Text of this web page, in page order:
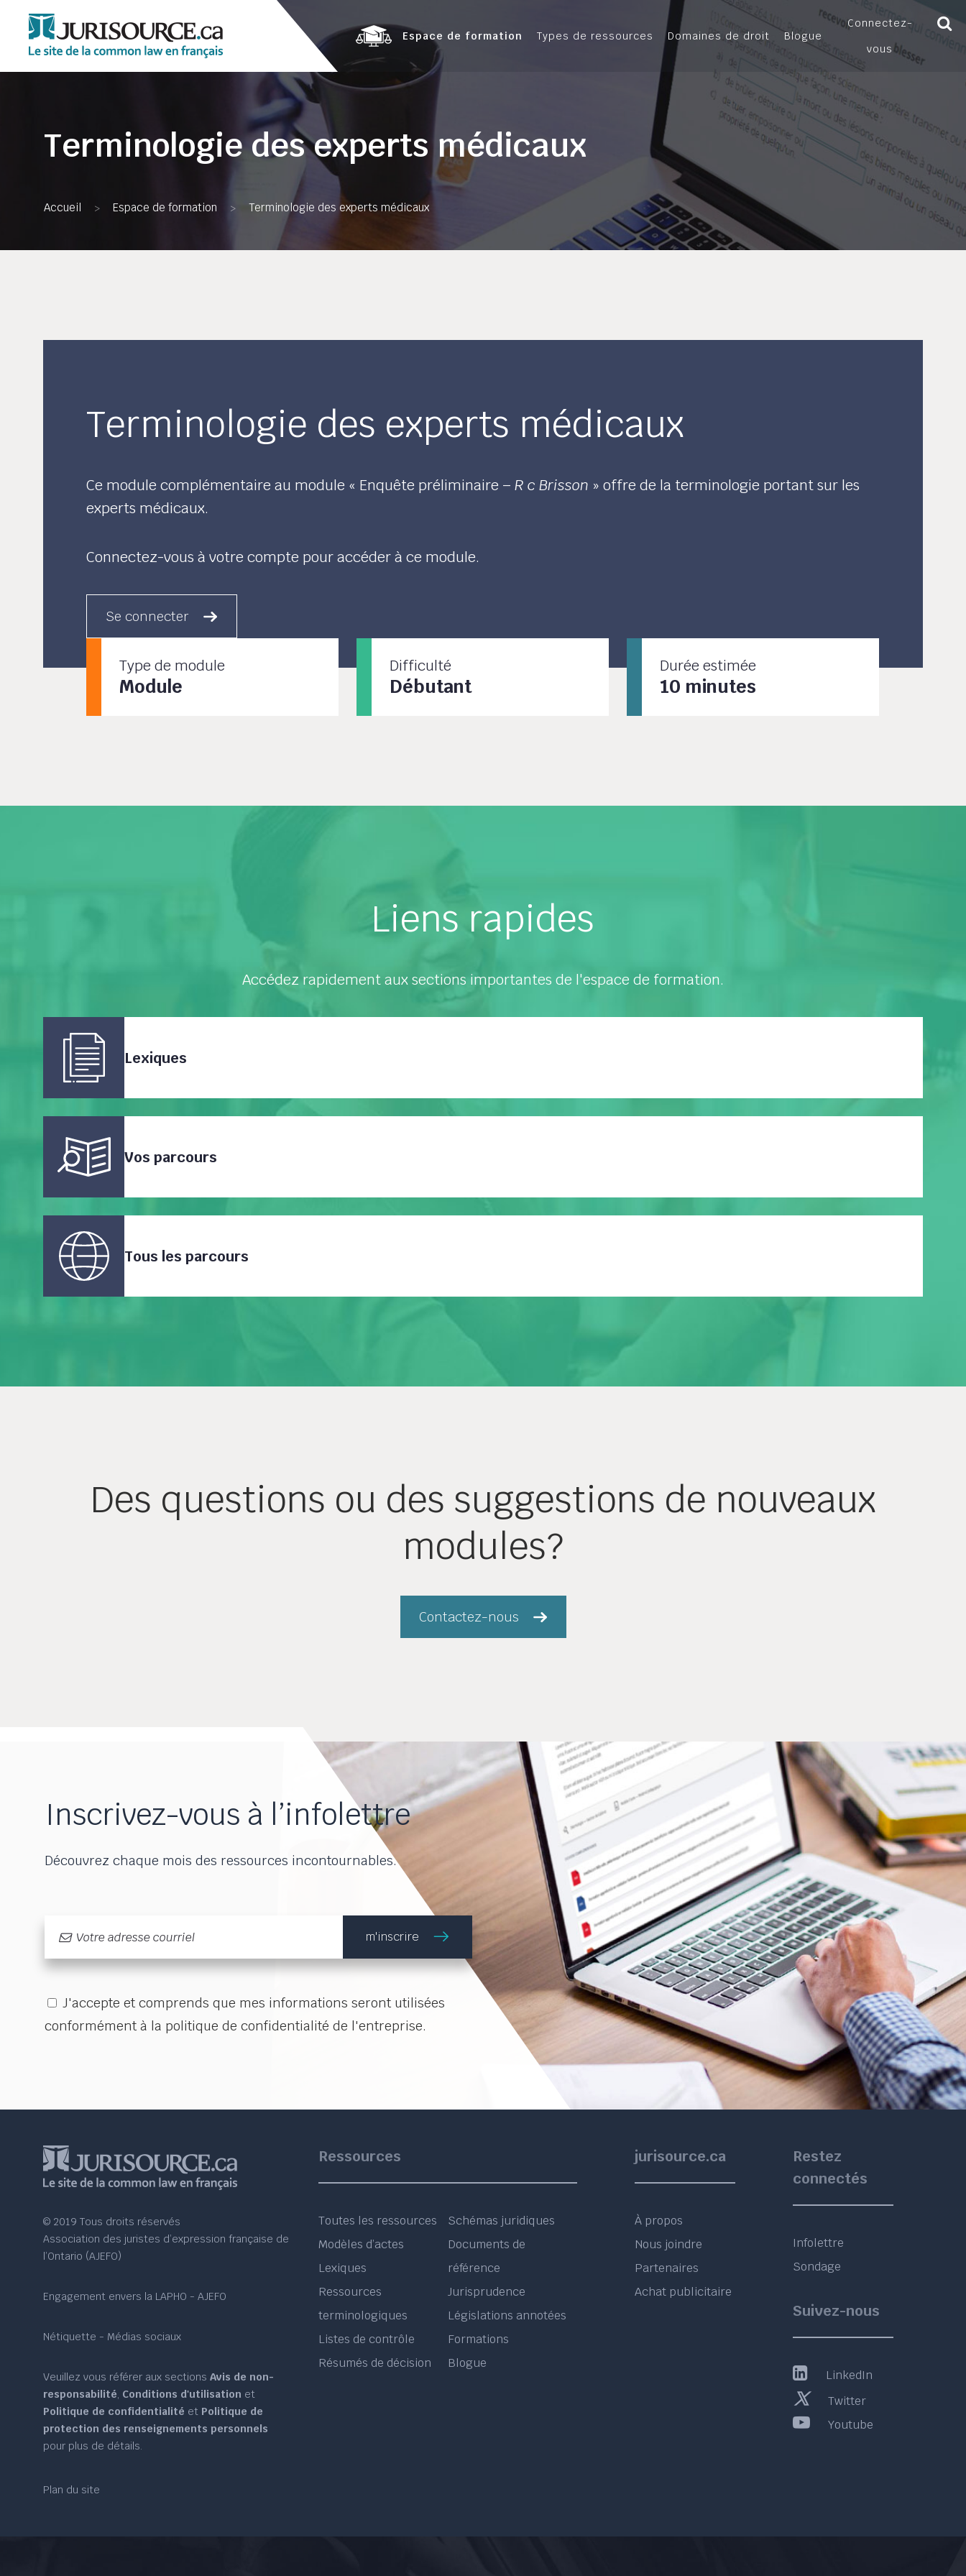
Connectez-
vous
Espace de formation Types de ressources Domaines de droit Blogue
Terminologie des experts médicaux
Accueil > Espace de formation > Terminologie des experts médicaux
Terminologie des experts médicaux
Ce module complémentaire au module « Enquête préliminaire –R c Brisson » offre de la terminologie portant sur les
experts médicaux.
Connectez-vous à votre compte pour accéder à ce module.
Se connecter
Type de module
Module
Difficulté
Débutant
Durée estimée
10 minutes
Liens rapides
Accédez rapidement aux sections importantes de l'espace de formation.
Lexiques
Vos parcours
Tous les parcours
Des questions ou des suggestions de nouveaux
modules?
Contactez-nous
Inscrivez-vous à l’infolettre
Découvrez chaque mois des ressources incontournables.
m'inscrire
J'accepte et comprends que mes informations seront utilisées
conformément à la politique de confidentialité de l'entreprise.
© 2019 Tous droits réservés
Association des juristes d’expression française de
l’Ontario (AJEFO)
Engagement envers la LAPHO - AJEFO
Nétiquette - Médias sociaux
Veuillez vous référer aux sectionsAvis de non-
responsabilité, Conditions d'utilisation et
Politique de confidentialité et Politique de
protection des renseignements personnels
pour plus de détails.
Plan du site
Ressources
Toutes les ressources
Modèles d’actes
Lexiques
Ressources
terminologiques
Listes de contrôle
Résumés de décision
Schémas juridiques
Documents de
référence
Jurisprudence
Législations annotées
Formations
Blogue
jurisource.ca
À propos
Nous joindre
Partenaires
Achat publicitaire
Restez
connectés
Infolettre
Sondage
Suivez-nous
LinkedIn
Twitter
Youtube